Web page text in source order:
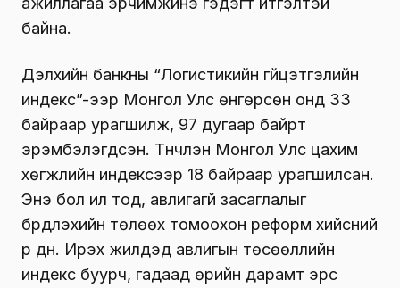
байна.
Дэлхийн банкны “Логистикийн гүйцэтгэлийн
индекс”-ээр Монгол Улс өнгөрсөн онд 33
байраар урагшилж, 97 дугаар байрт
эрэмбэлэгдсэн. Түүнчлэн Монгол Улс цахим
хөгжлийн индексээр 18 байраар урагшилсан.
Энэ бол ил тод, авлигагүй засаглалыг
бүрдүүлэхийн төлөөх томоохон реформ хийсний
үр дүн. Ирэх жилүүдэд авлигын төсөөллийн
индекс буурч, гадаад өрийн дарамт эрс